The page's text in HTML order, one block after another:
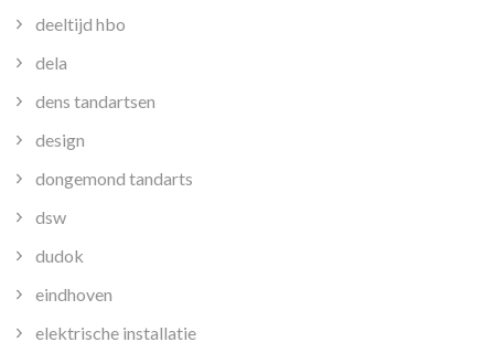
deeltijd hbo
dela
dens tandartsen
design
dongemond tandarts
dsw
dudok
eindhoven
elektrische installatie